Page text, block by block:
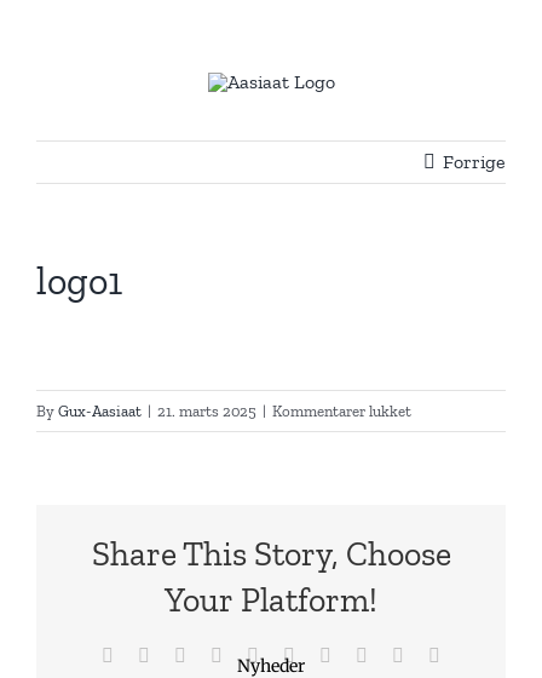
Forrige
logo1
By Gux-Aasiaat | 21. marts 2025 | Kommentarer lukkettil
logo1
Share This Story, Choose
Your Platform!
Facebook Reddit LinkedInWhatsApp
TumblrPinterest Xing
Nyheder